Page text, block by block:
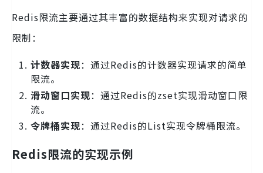
Redis限流主要通过其丰富的数据结构来实现对请求的
限制：
计数器实现：通过Redis的计数器实现请求的简单
限流。
滑动窗口实现：通过Redis的zset实现滑动窗口限
流。
令牌桶实现：通过Redis的List实现令牌桶限流。
Redis限流的实现示例